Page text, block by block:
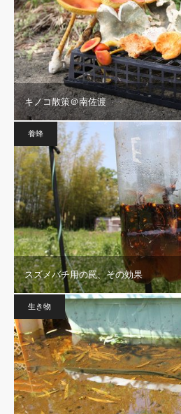
キノコ散策＠南佐渡
養蜂
スズメバチ用の罠、その効果
生き物